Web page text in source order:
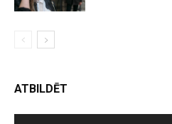
ATBILDĒT